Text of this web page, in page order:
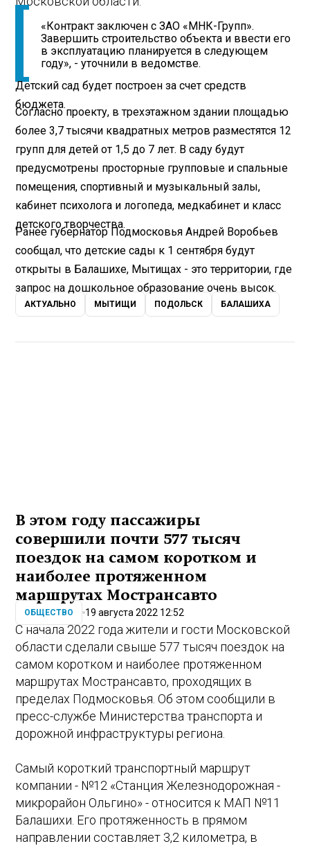
«Контракт заключен с ЗАО «МНК-Групп».
Завершить строительство объекта и ввести его
в эксплуатацию планируется в следующем
году», - уточнили в ведомстве.
Детский сад будет построен за счет средств
бюджета.
Согласно проекту, в трехэтажном здании площадью
более 3,7 тысячи квадратных метров разместятся 12
групп для детей от 1,5 до 7 лет. В саду будут
предусмотрены просторные групповые и спальные
помещения, спортивный и музыкальный залы,
кабинет психолога и логопеда, медкабинет и класс
детского творчества.
Ранее губернатор Подмосковья Андрей Воробьев
сообщал, что детские сады к 1 сентября будут
открыты в Балашихе, Мытищах - это территории, где
запрос на дошкольное образование очень высок.
АКТУАЛЬНО МЫТИЩИ ПОДОЛЬСК БАЛАШИХА
В этом году пассажиры
совершили почти 577 тысяч
поездок на самом коротком и
наиболее протяженном
маршрутах Мострансавто
ОБЩЕСТВО 19 августа 2022 12:52
С начала 2022 года жители и гости Московской
области сделали свыше 577 тысяч поездок на
самом коротком и наиболее протяженном
маршрутах Мострансавто, проходящих в
пределах Подмосковья. Об этом сообщили в
пресс-службе Министерства транспорта и
дорожной инфраструктуры региона.
Самый короткий транспортный маршрут
компании - №12 «Станция Железнодорожная -
микрорайон Ольгино» - относится к МАП №11
Балашихи. Его протяженность в прямом
направлении составляет 3,2 километра, в